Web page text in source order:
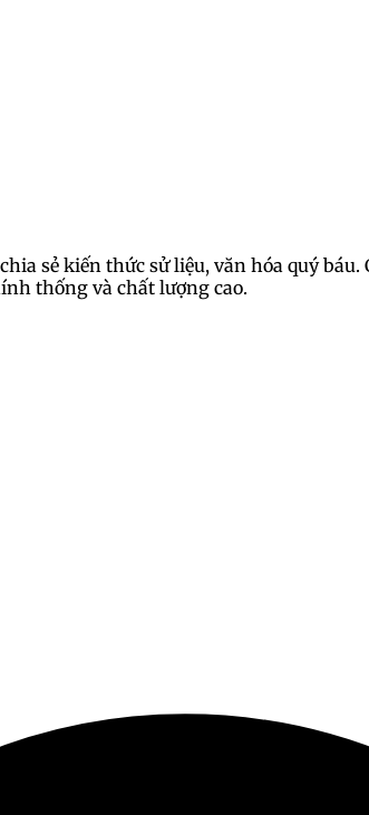
sẻ kiến thức sử liệu, văn hóa quý
thống và chất lượng cao.